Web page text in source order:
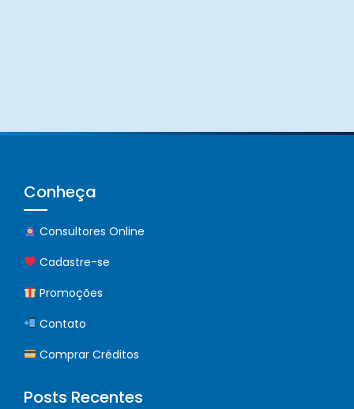
Conheça
Consultores Online
Cadastre-se
Promoções
Contato
Comprar Créditos
Posts Recentes